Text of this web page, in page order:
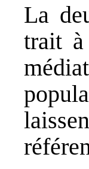
La
trait à